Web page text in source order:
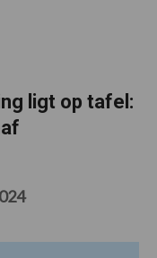
ligt op tafel: